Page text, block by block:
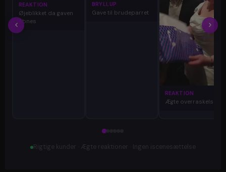
REAKTION
Øjeblikket da gaven
åbnes
BRYLLUP
Gave til brudeparret
REAKTION
Ægte overraskelse
Rigtige kunder · Ægte reaktioner · Ingen iscenesættelse